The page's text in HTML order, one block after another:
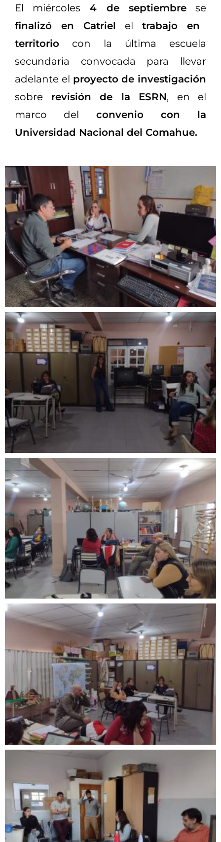
El miércoles 4 de septiembrese
finalizó en Catriel el trabajo en
territorio con la última escuela
secundaria convocada para llevar
adelante el proyecto de investigación
sobre revisión de la ESRN, en el
marco del convenio con la
Universidad Nacional del Comahue.